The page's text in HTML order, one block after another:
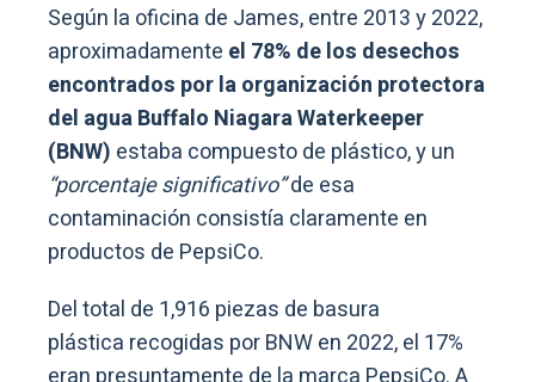
Según la oficina de James, entre 2013 y 2022,
aproximadamente el 78% de los desechos
encontrados por la organización protectora
del agua Buffalo Niagara Waterkeeper
(BNW) estaba compuesto de plástico, y un
“porcentaje significativo”de esa
contaminación consistía claramente en
productos de PepsiCo.
Del total de 1,916 piezas de basura
plástica recogidas por BNW en 2022, el 17%